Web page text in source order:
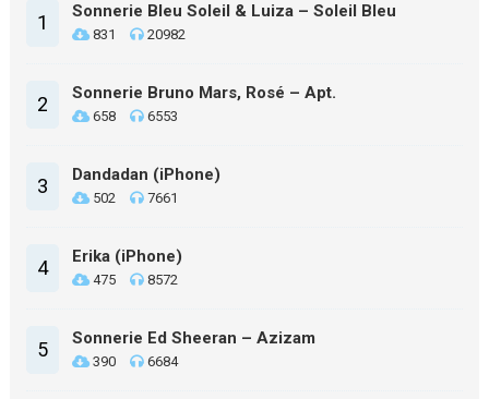
1 Sonnerie Bleu Soleil & Luiza – Soleil Bleu
831 20982
2 Sonnerie Bruno Mars, Rosé – Apt.
658 6553
3 Dandadan (iPhone)
502 7661
4 Erika (iPhone)
475 8572
5 Sonnerie Ed Sheeran – Azizam
390 6684